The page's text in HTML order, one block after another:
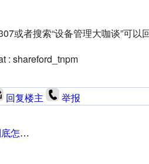
或者搜索“设备管理大咖谈”可以
: shareford_tnpm
回复楼主 举报
办？